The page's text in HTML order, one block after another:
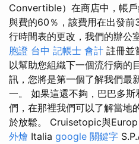
Convertible）在商店中，帳戶
與費的60％，該費用在出發前
行時間表的更改，我們的辦公
胞證 台中 記帳士 會計 註冊並
以幫助您組織下一個流行病的
訊，您將是第一個了解我們最
一。 如果這還不夠，巴巴多
們，在那裡我們可以了解當地
於放鬆。 Cruisetopic與
外燴 Italia google 關鍵字